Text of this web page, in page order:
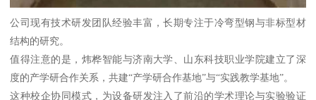
公司现有技术研发团队经验丰富，长期专注于冷弯型钢与非标型材
结构的研究。
值得注意的是，炜桦智能与济南大学、山东科技职业学院建立了深
度的产学研合作关系，共建“产学研合作基地”与“实践教学基地”。
这种校企协同模式，为设备研发注入了前沿的学术理论与实验验证